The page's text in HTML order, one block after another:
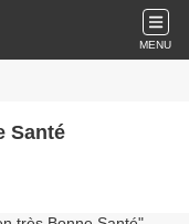
MENU
Santé